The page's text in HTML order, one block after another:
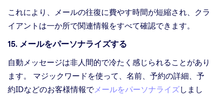
これにより、メールの往復に費やす時間が短縮され、クラ
イアントは一か所で関連情報をすべて確認できます。
15. メールをパーソナライズする
自動メッセージは非人間的で冷たく感じられることがあり
ます。 マジックワードを使って、名前、予約の詳細、予
約IDなどのお客様情報でメールをパーソナライズしまし